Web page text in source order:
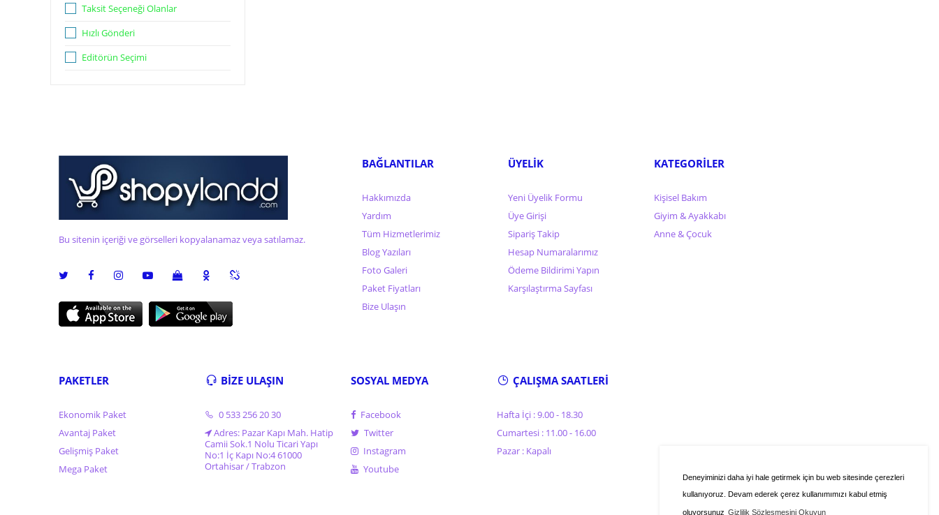
Deneyiminizi daha iyi hale getirmek için bu web sitesinde çerezleri
kullanıyoruz. Devam ederek çerez kullanımımızı kabul etmiş
oluyorsunuz Gizlilik Sözleşmesini Okuyun
Taksit Seçeneği Olanlar
Hızlı Gönderi
Editörün Seçimi
Bu sitenin içeriği ve görselleri kopyalanamaz veya satılamaz.
BAĞLANTILAR
Hakkımızda
Yardım
Tüm Hizmetlerimiz
Blog Yazıları
Foto Galeri
Paket Fiyatları
Bize Ulaşın
ÜYELİK
Yeni Üyelik Formu
Üye Girişi
Sipariş Takip
Hesap Numaralarımız
Ödeme Bildirimi Yapın
Karşılaştırma Sayfası
KATEGORİLER
Kişisel Bakım
Giyim & Ayakkabı
Anne & Çocuk
PAKETLER
Ekonomik Paket
Avantaj Paket
Gelişmiş Paket
Mega Paket
BİZE ULAŞIN
0 533 256 20 30
Adres: Pazar Kapı Mah. Hatip
Camii Sok.1 Nolu Ticari Yapı
No:1 İç Kapı No:4 61000
Ortahisar / Trabzon
SOSYAL MEDYA
Facebook
Twitter
Instagram
Youtube
ÇALIŞMA SAATLERİ
Hafta İçi : 9.00 - 18.30
Cumartesi : 11.00 - 16.00
Pazar : Kapalı